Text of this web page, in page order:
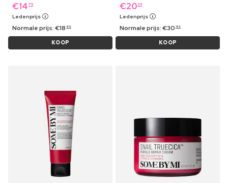
€14 79
Ledenprijs
Normale prijs:€18 49
KOOP
€2039
Ledenprijs
Normale prijs:€30 49
KOOP